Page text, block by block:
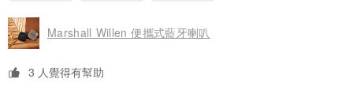
Marshall Willen 便攜式藍牙喇叭
3 人覺得有幫助